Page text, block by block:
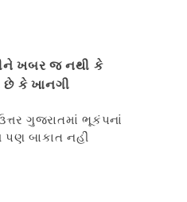
ખબર જ નથી કે
છે કે ખાનગી